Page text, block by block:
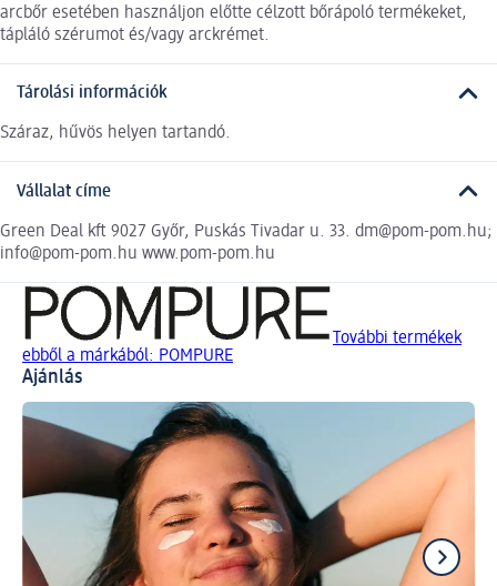
arcbőr esetében használjon előtte célzott bőrápoló termékeket,
tápláló szérumot és/vagy arckrémet.
Tárolási információk
Száraz, hűvös helyen tartandó.
Vállalat címe
Green Deal kft 9027 Győr, Puskás Tivadar u. 33. dm@pom-pom.hu;
info@pom-pom.hu www.pom-pom.hu
További termékek
ebből a márkából: POMPURE
Ajánlás